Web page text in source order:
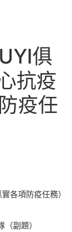
俱
抗疫
疫任
項防疫任務）
副題）